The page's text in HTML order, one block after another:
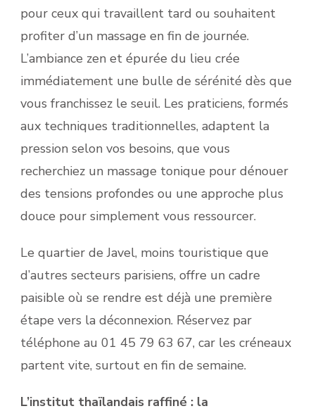
pour ceux qui travaillent tard ou souhaitent
profiter d’un massage en fin de journée.
L’ambiance zen et épurée du lieu crée
immédiatement une bulle de sérénité dès que
vous franchissez le seuil. Les praticiens, formés
aux techniques traditionnelles, adaptent la
pression selon vos besoins, que vous
recherchiez un massage tonique pour dénouer
des tensions profondes ou une approche plus
douce pour simplement vous ressourcer.
Le quartier de Javel, moins touristique que
d’autres secteurs parisiens, offre un cadre
paisible où se rendre est déjà une première
étape vers la déconnexion. Réservez par
téléphone au 01 45 79 63 67, car les créneaux
partent vite, surtout en fin de semaine.
L’institut thaïlandais raffiné : la